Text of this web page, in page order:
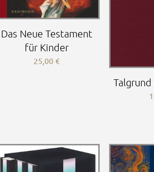
Das Neue Testament
für Kinder
25,00€